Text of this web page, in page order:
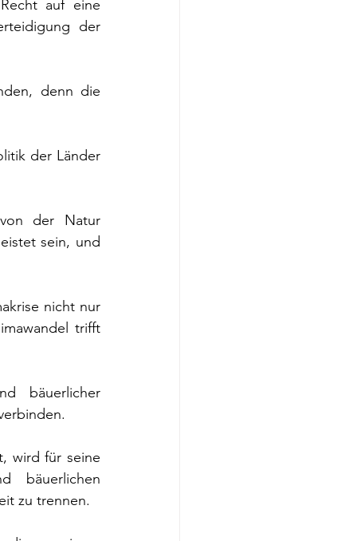
auf eine
der
denn die
der Länder
der Natur
sein, und
nicht nur
trifft
bäuerlicher
wird für seine
bäuerlichen
zu trennen.